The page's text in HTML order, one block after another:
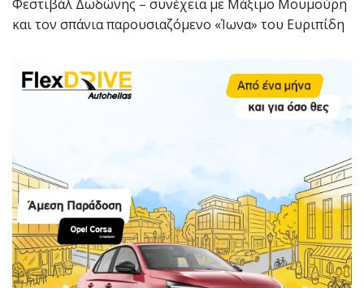
Φεστιβάλ Δωδώνης – συνέχεια με Μάξιμο Μουμούρη
και τον σπάνια παρουσιαζόμενο «Ίωνα» του Ευριπίδη